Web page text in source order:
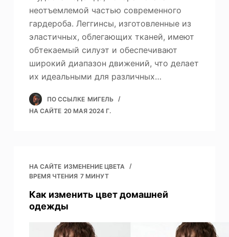
неотъемлемой частью современного
гардероба. Леггинсы, изготовленные из
эластичных, облегающих тканей, имеют
обтекаемый силуэт и обеспечивают
широкий диапазон движений, что делает
их идеальными для различных…
ПО ССЫЛКЕ МИГЕЛЬ
НА САЙТЕ 20 МАЯ 2024 Г.
НА САЙТЕ ИЗМЕНЕНИЕ ЦВЕТА
ВРЕМЯ ЧТЕНИЯ 7 МИНУТ
Как изменить цвет домашней
одежды